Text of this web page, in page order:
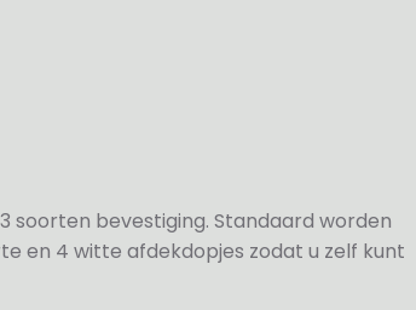
soorten bevestiging. Standaard worden
en 4 witte afdekdopjes zodat u zelf kunt